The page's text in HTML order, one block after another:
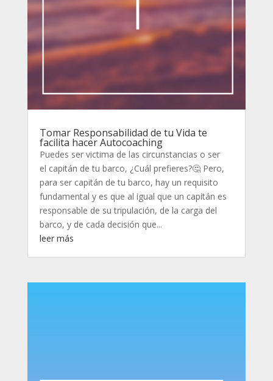
Tomar Responsabilidad de tu Vida te
facilita hacer Autocoaching
Puedes ser victima de las circunstancias o ser
el capitán de tu barco, ¿Cuál prefieres?🤔 Pero,
para ser capitán de tu barco, hay un requisito
fundamental y es que al igual que un capitán es
responsable de su tripulación, de la carga del
barco, y de cada decisión que...
leer más